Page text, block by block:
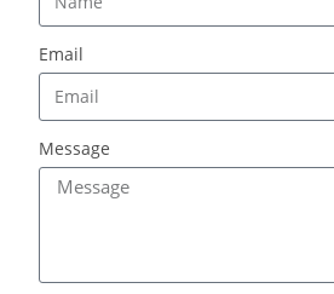
Email
Message